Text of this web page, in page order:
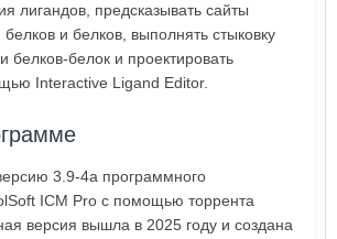
лигандов, предсказывать сайты
и белков, выполнять стыковку
белков-белок и проектировать
Interactive Ligand Editor.
3.9-4a программного
ICM Pro с помощью торрента
версия вышла в 2025 году и создана